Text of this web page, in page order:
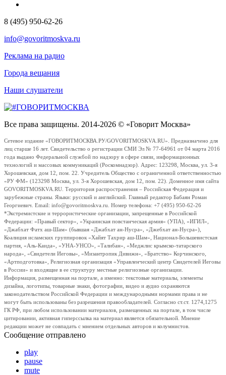
8 (495) 950-62-26
info@govoritmoskva.ru
Реклама на радио
Города вещания
Наши слушатели
Все права защищены. 2014-2026 © «Говорит Москва»
Сетевое издание «ГОВОРИТМОСКВА.РУ/GOVORITMOSKVA.RU». Предназначено для
лиц старше 16 лет. Свидетельство о регистрации СМИ Эл № 77-64961 от 04 марта 2016
года выдано Федеральной службой по надзору в сфере связи, информационных
технологий и массовых коммуникаций (Роскомнадзор). Адрес: 123298, Москва, ул. 3-я
Хорошевская, дом 12, пом. 22. Учредитель Общество с ограниченной ответственностью
«РУ ФМ» (123298 Москва, ул. 3-я Хорошевская, дом 12, пом. 22). Доменное имя сайта
GOVORITMOSKVA.RU. Территория распространения – Российская Федерация и
зарубежные страны. Языки: русский и английский. Главный редактор Бабаян Роман
Георгиевич. Email: info@govoritmoskva.ru. Номер телефона: +7 (495) 950-62-26
*Экстремистские и террористические организации, запрещенные в Российской
Федерации: «Правый сектор», «Украинская повстанческая армия» (УПА), «ИГИЛ»,
«Джабхат Фатх аш-Шам» (бывшая «Джабхат ан-Нусра», «Джебхат ан-Нусра»),
Коалиция исламских группировок «Хайят Тахрир аш-Шам», Национал-Большевистская
партия, «Аль-Каида», «УНА-УНСО», «Талибан», «Меджлис крымско-татарского
народа», «Свидетели Иеговы», «Мизантропик Дивижн», «Братство» Корчинского,
«Артподготовка», Религиозная организация «Управленческий центр Свидетелей Иеговы
в России» и входящие в ее структуру местные религиозные организации.
Информация, размещенная на портале, а именно: текстовые материалы, элементы
дизайна, логотипы, товарные знаки, фотографии, видео и аудио охраняются
законодательством Российской Федерации и международными нормами права и не
могут быть использованы без разрешения правообладателей. Согласно ст.ст. 1274,1275
ГК РФ, при любом использовании материалов, размещенных на портале, в том числе
цитировании, активная гиперссылка на материал является обязательной. Мнение
редакции может не совпадать с мнением отдельных авторов и колумнистов.
Сообщение отправлено
play
pause
mute